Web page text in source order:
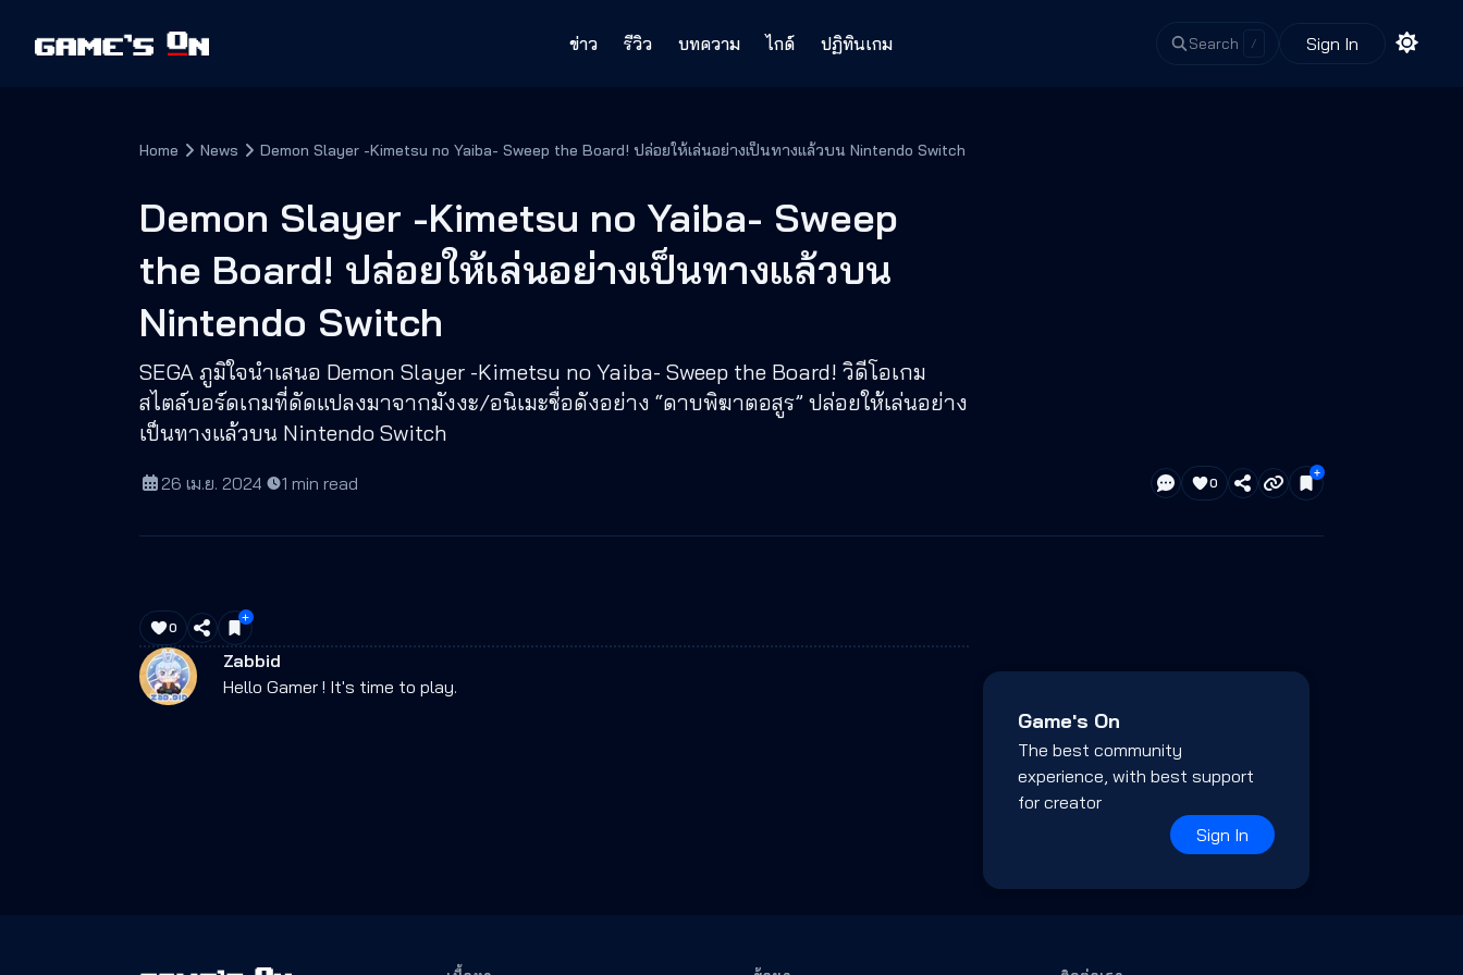
ข่าว รีวิว บทความ ไกด์ ปฏิทินเกม Search / Sign In
Home News Demon Slayer -Kimetsu no Yaiba- Sweep the Board! ปล่อยให้เล่นอย่างเป็นทางแล้วบน Nintendo Switch
Demon Slayer -Kimetsu no Yaiba- Sweep
the Board! ปล่อยให้เล่นอย่างเป็นทางแล้วบน
Nintendo Switch
SEGA ภูมิใจนำเสนอ Demon Slayer -Kimetsu no Yaiba- Sweep the Board! วิดีโอเกม
สไตล์บอร์ดเกมที่ดัดแปลงมาจากมังงะ/อนิเมะชื่อดังอย่าง “ดาบพิฆาตอสูร” ปล่อยให้เล่นอย่าง
เป็นทางแล้วบน Nintendo Switch
26 เม.ย. 2024· 1 min read 0
0
Zabbid
Hello Gamer ! It's time to play.
Game's On
The best community
experience, with best support
for creator
Sign In